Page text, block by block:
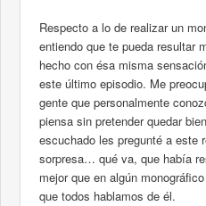
Respecto a lo de realizar un
entiendo que te pueda resultar
hecho con ésa misma
este último episodio. Me
gente que personalmente
piensa sin pretender quedar
escuchado les pregunté a este
sorpresa… qué va, que había
mejor que en algún
que todos hablamos de él.